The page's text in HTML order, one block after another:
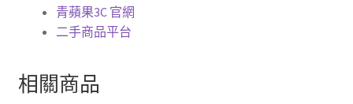
青蘋果3C 官網
二手商品平台
相關商品